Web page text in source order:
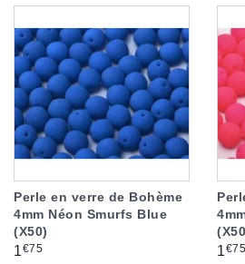
Perle en verre de Bohème
4mm Néon Smurfs Blue
(X50)
Prix
1€75 Prix
1€75